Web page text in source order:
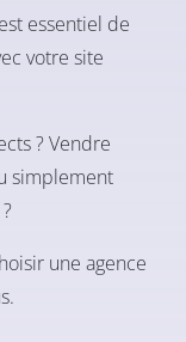
essentiel de
votre site
? Vendre
simplement
une agence